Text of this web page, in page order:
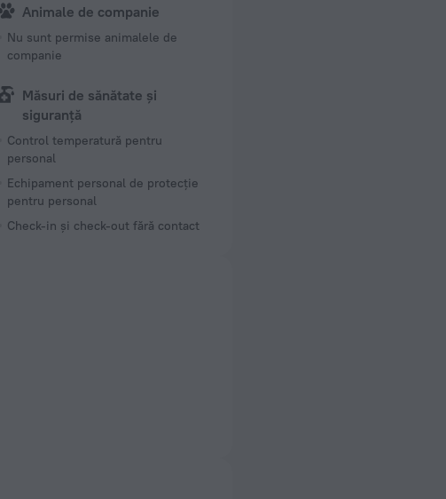
Animale de companie
Nu sunt permise animalele de
companie
Măsuri de sănătate și
siguranță
Control temperatură pentru
personal
Echipament personal de protecție
pentru personal
Check-in și check-out fără contact